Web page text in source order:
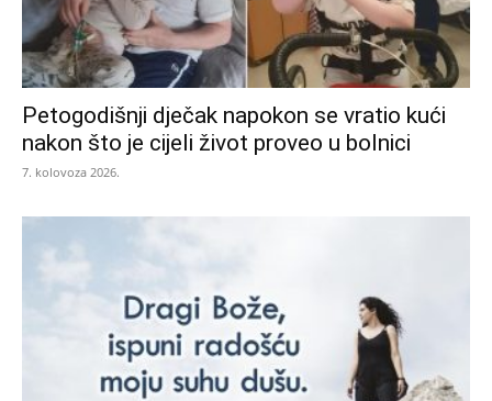
Petogodišnji dječak napokon se vratio kući
nakon što je cijeli život proveo u bolnici
7. kolovoza 2026.